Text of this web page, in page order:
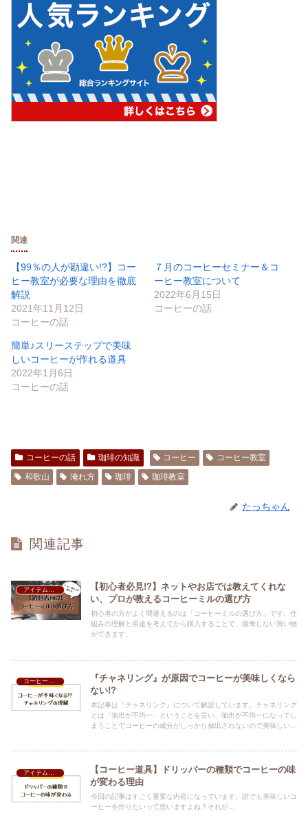
関連
【99％の人が勘違い!?】コー
ヒー教室が必要な理由を徹底
解説
2021年11月12日
コーヒーの話
７月のコーヒーセミナー＆コ
ーヒー教室について
2022年6月15日
コーヒーの話
簡単♪スリーステップで美味
しいコーヒーが作れる道具
2022年1月6日
コーヒーの話
コーヒーの話 珈琲の知識 コーヒー
コーヒー教室
和歌山
淹れ方 珈琲 珈琲教室
たっちゃん
関連記事
アイテム紹介
【初心者必見!?】ネットやお店では教えてくれな
い、プロが教えるコーヒーミルの選び方
初心者の方がよく間違えるのは「コーヒーミルの選び方」です。仕
組みの理解と用途を考えてから購入することで、後悔しない買い物
ができます。
コーヒーの話
『チャネリング』が原因でコーヒーが美味しくなら
ない!?
本記事は『チャネリング』について解説しています。チャネリング
とは「抽出が不均一」ということを言い、抽出が不均一になってし
まうことでコーヒーの成分がしっかり抽出されないので美味しいコ
アイテム紹介
【コーヒー道具】ドリッパーの種類でコーヒーの味
が変わる理由
今回の記事はすごく重要な内容になっています。誰でも美味しいコ
ーヒーを作りたいって思いますよね？それが...